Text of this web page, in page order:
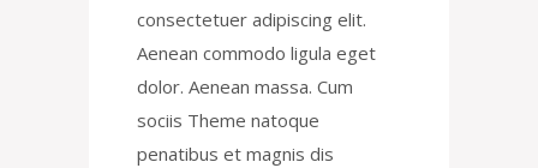
consectetuer adipiscing elit.
Aenean commodo ligula eget
dolor. Aenean massa. Cum
sociis Theme natoque
penatibus et magnis dis